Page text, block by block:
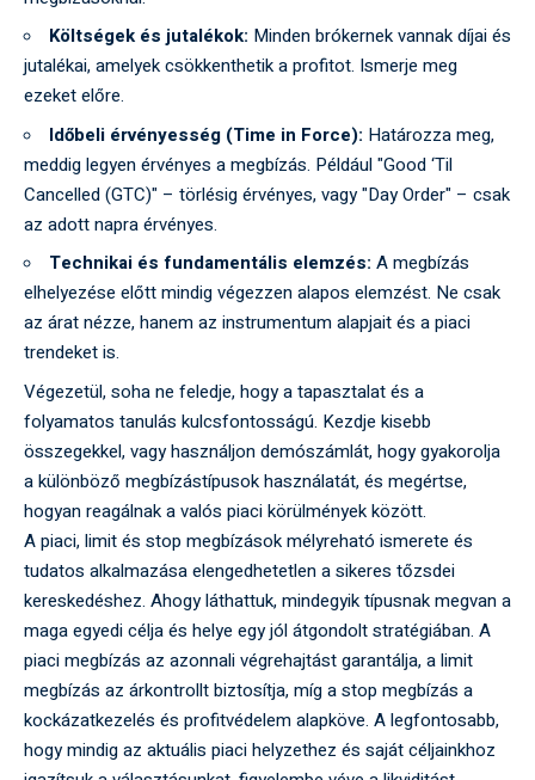
Költségek és jutalékok: Minden brókernek vannak díjai és
jutalékai, amelyek csökkenthetik a profitot. Ismerje meg
ezeket előre.
Időbeli érvényesség (Time in Force): Határozza meg,
meddig legyen érvényes a megbízás. Például "Good ‘Til
Cancelled (GTC)" – törlésig érvényes, vagy "Day Order" – csak
az adott napra érvényes.
Technikai és fundamentális elemzés: A megbízás
elhelyezése előtt mindig végezzen alapos elemzést. Ne csak
az árat nézze, hanem az instrumentum alapjait és a piaci
trendeket is.
Végezetül, soha ne feledje, hogy a tapasztalat és a
folyamatos tanulás kulcsfontosságú. Kezdje kisebb
összegekkel, vagy használjon demószámlát, hogy gyakorolja
a különböző megbízástípusok használatát, és megértse,
hogyan reagálnak a valós piaci körülmények között.
A piaci, limit és stop megbízások mélyreható ismerete és
tudatos alkalmazása elengedhetetlen a sikeres tőzsdei
kereskedéshez. Ahogy láthattuk, mindegyik típusnak megvan a
maga egyedi célja és helye egy jól átgondolt stratégiában. A
piaci megbízás az azonnali végrehajtást garantálja, a limit
megbízás az árkontrollt biztosítja, míg a stop megbízás a
kockázatkezelés és profitvédelem alapköve. A legfontosabb,
hogy mindig az aktuális piaci helyzethez és saját céljainkhoz